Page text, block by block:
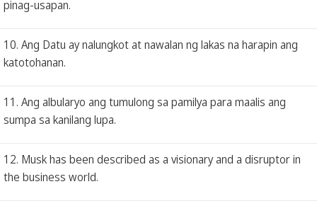
pinag-usapan.
10. Ang Datu ay nalungkot at nawalan ng lakas na harapin ang
katotohanan.
11. Ang albularyo ang tumulong sa pamilya para maalis ang
sumpa sa kanilang lupa.
12. Musk has been described as a visionary and a disruptor in
the business world.